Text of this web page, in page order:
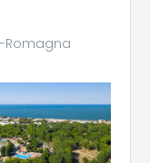
Romagna